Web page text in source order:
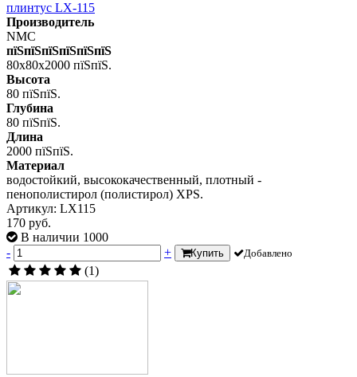
плинтус LX-115
Производитель
NMC
пїЅпїЅпїЅпїЅпїЅпїЅ
80x80x2000 пїЅпїЅ.
Высота
80 пїЅпїЅ.
Глубина
80 пїЅпїЅ.
Длина
2000 пїЅпїЅ.
Материал
водостойкий, высококачественный, плотный -
пенополистирол (полистирол) XPS.
Артикул: LX115
170 руб.
В наличии 1000
-
+ Купить Добавлено
(1)